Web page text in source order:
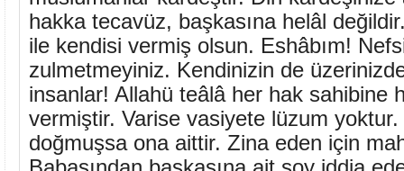
hakka tecavüz, başkasına helâl
ile kendisi vermiş olsun. Eshâbım!
zulmetmeyiniz. Kendinizin de
insanlar! Allahü teâlâ her hak sahibine
vermiştir. Varise vasiyete lüzum
doğmuşsa ona aittir. Zina eden için